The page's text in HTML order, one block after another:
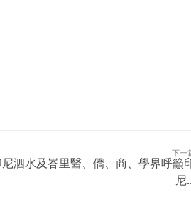
下一
尼泗水及峇里醫、僑、商、學界呼籲
尼